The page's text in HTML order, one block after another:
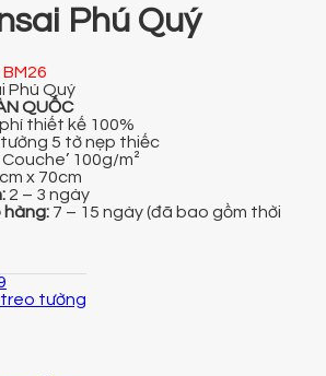
Phú Quý
BM26
Phú Quý
QUỐC
thiết kế 100%
5 tờ nẹp thiếc
100g/m²
x 70cm
2 – 3 ngày
hàng: 7 – 15 ngày (đã bao gồm thời
tường